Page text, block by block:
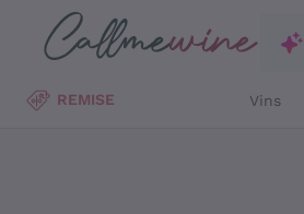
Passer au contenu principal
REMISE Vins